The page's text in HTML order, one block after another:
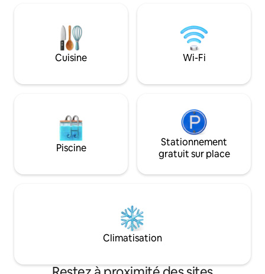
APARTAMENTO ÚNICO, CON LAS
EXPERIENCIAS MÁS INCREÍBLES Y CON
LAS MEJORES CRÍTICAS DE LOS
HUÉSPEDES DE AIRB&B!!! LA VIVIENDA:
dormitorios con tres camas de
apartamento de 131m². El apartamento
ha sido diseñado con elementos que
conjugan ligereza y comodidad. Firmas
como ZANOTTA, LEMA, CASSINA,
BRACHT y diseñadores como JOAQUIM
integrados que se abren y proyectan, a
través de grandes ventanales, en la
cuadricula del Eixample. Una orientación
perfecta que le confiere unas vistas
de la plaza, le confieren a la vez una
Cuisine Wi-Fi
Piscine
Stationnement
gratuit sur place
Climatisation